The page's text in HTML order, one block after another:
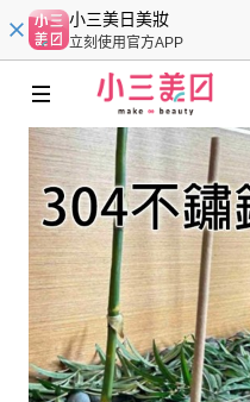
小三美日美妝
立刻使用官方APP